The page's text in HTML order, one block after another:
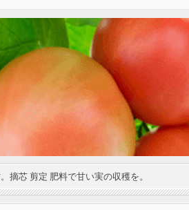
摘芯 剪定 肥料で甘い実の収穫を。